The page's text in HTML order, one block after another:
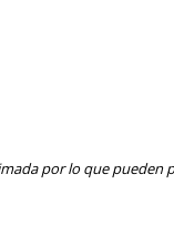
por lo que pueden